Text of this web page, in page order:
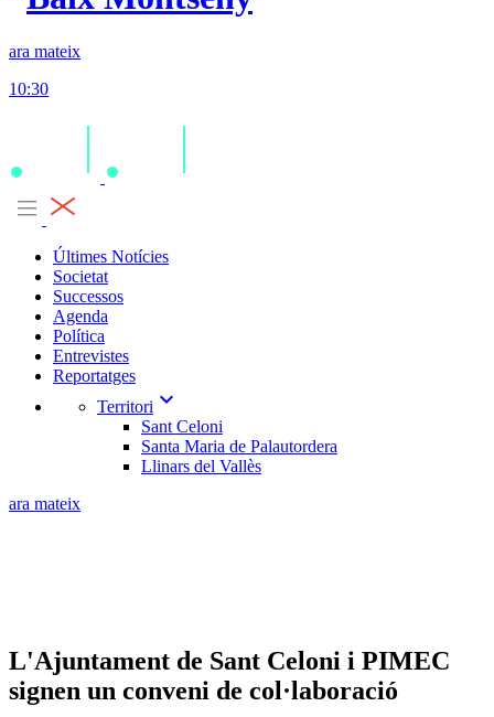
ara mateix
10:30
Últimes Notícies
Societat
Successos
Agenda
Política
Entrevistes
Reportatges
Territori expand_more
Sant Celoni
Santa Maria de Palautordera
Llinars del Vallès
ara mateix
L'Ajuntament de Sant Celoni i PIMEC
signen un conveni de col·laboració